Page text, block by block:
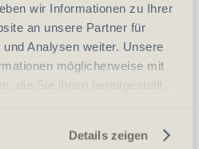
wir Informationen zu Ihrer
an unsere Partner für
Analysen weiter. Unsere
möglicherweise mit
die Sie ihnen bereitgestellt
Details zeigen
GP90